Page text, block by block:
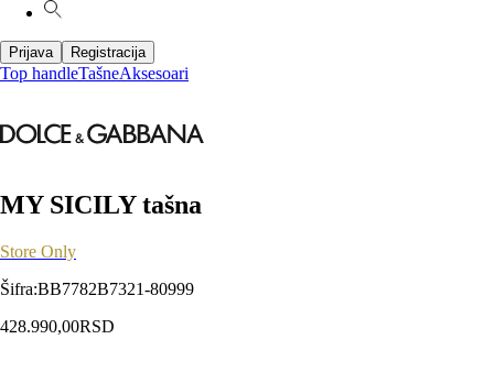
Prijava Registracija
Top handleTašneAksesoari
MY SICILY tašna
Store Only
Šifra:BB7782B7321-80999
428.990,00RSD